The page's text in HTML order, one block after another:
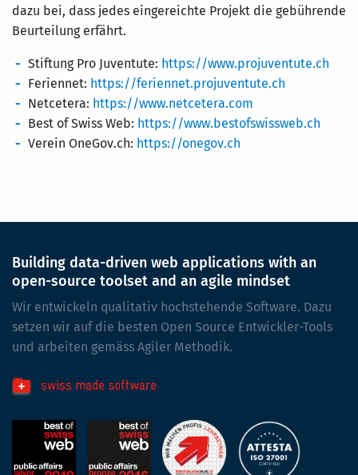
dazu bei, dass jedes eingereichte Projekt die gebührende
Beurteilung erfährt.
Stiftung Pro Juventute: https://www.projuventute.ch
Feriennet: https://feriennet.projuventute.ch
Netcetera: https://www.netcetera.com
Best of Swiss Web: https://www.bestofswissweb.ch
Verein OneGov.ch: https://onegov.ch
Building data-driven web applications with an
open-source toolset and an agile mindset
Wir entwickeln qualitativ hochstehende Software. Dazu
setzen wir auf die besten Open Source Entwickler-Tools
und arbeiten gemäss Agiler Methodik.